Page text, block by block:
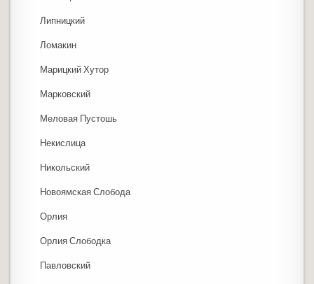
Липницкий
Ломакин
Марицкий Хутор
Марковский
Меловая Пустошь
Некислица
Никольский
Новоямская Слобода
Орлия
Орлия Слободка
Павловский